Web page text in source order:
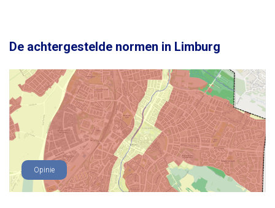
De achtergestelde normen in Limburg
Opinie